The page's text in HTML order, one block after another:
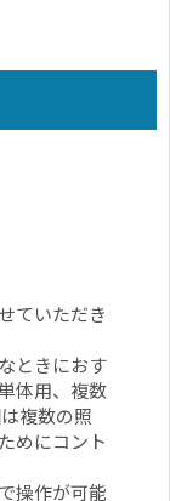
ていただき
ときにおす
体用、複数
複数の照
めにコント
操作が可能